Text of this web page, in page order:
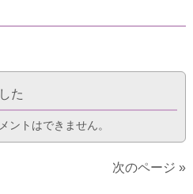
た
ントはできません。
次のページ »